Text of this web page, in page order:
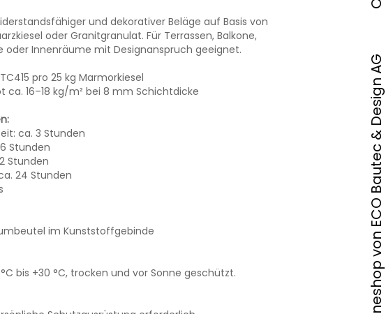
und dekorativer Beläge auf Basis von
oder Granitgranulat. Für Terrassen, Balkone,
oder Innenräume mit Designanspruch geeignet.
TC415 pro 25 kg Marmorkiesel
ca. 16–18 kg/m² bei 8 mm Schichtdicke
ca. 3 Stunden
Stunden
Stunden
24 Stunden
im Kunststoffgebinde
bis +30 °C, trocken und vor Sonne geschützt.
Onlineshop von ECO Bautec & Design AG